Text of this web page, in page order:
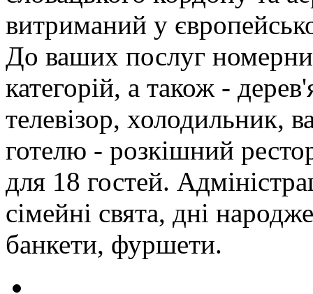
витриманий у
До ваших послуг
категорій, а також -
телевізор, холодильник,
готелю - розкішний
для 18 гостей.
сімейні свята, дні
банкети, фуршети.